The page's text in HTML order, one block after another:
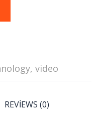
, video
REVIEWS (0)